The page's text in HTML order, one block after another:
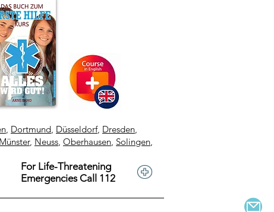
For Life-Threatening
Emergencies Call 112
, Dortmund, Düsseldorf, Dresden,
Münster, Neuss, Oberhausen, Solingen,